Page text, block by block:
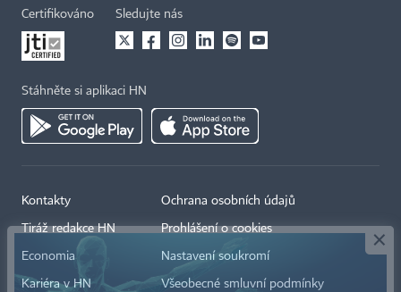
Certifikováno Sledujte nás
Stáhněte si aplikaci HN
Kontakty
Tiráž redakce HN
Economia
Kariéra v HN
Ochrana osobních údajů
Prohlášení o cookies
Nastavení soukromí
Všeobecné smluvní podmínky